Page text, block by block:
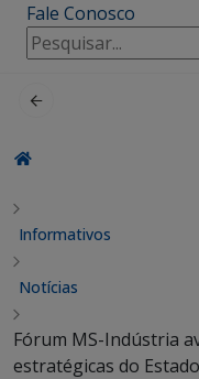
Fale Conosco
Pesquisar
por:
Informativos
Notícias
Fórum MS-Indústria
estratégicas do Estado